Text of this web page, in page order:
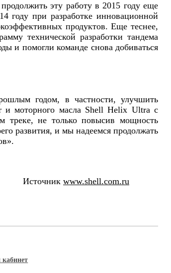
эту работу в 2015 году еще
году при разработке инновационной
продуктов. Еще теснее,
технической разработки тандема
и помогли команде снова добиваться
годом, в частности, улучшить
и моторного масла Shell Helix Ultra с
треке, не только повысив мощность
развития, и мы надеемся продолжать
www.shell.com.ru